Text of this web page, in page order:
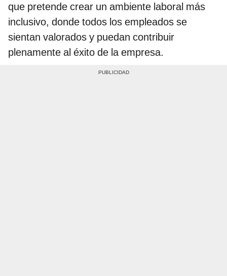
que pretende crear un ambiente laboral más
inclusivo, donde todos los empleados se
sientan valorados y puedan contribuir
plenamente al éxito de la empresa.